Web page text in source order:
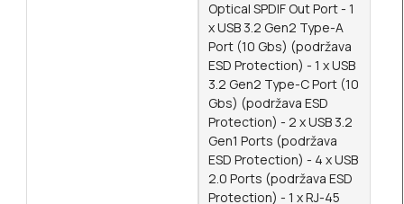
Optical SPDIF Out Port - 1
x USB 3.2 Gen2 Type-A
Port (10 Gbs) (podržava
ESD Protection) - 1 x USB
3.2 Gen2 Type-C Port (10
Gbs) (podržava ESD
Protection) - 2 x USB 3.2
Gen1 Ports (podržava
ESD Protection) - 4 x USB
2.0 Ports (podržava ESD
Protection) - 1 x RJ-45